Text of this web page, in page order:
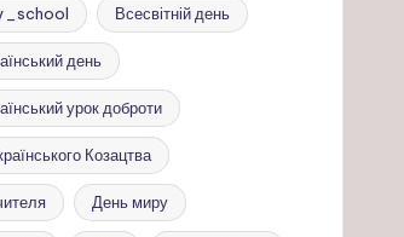
Всесвітній день
день
урок доброти
Козацтва
День миру